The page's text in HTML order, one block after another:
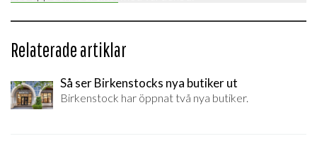
Relaterade artiklar
Så ser Birkenstocks nya butiker ut
Birkenstock har öppnat två nya butiker.